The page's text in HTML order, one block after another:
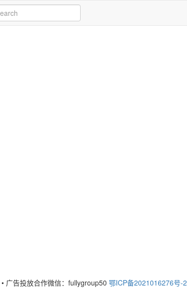
• 广告投放合作微信：fullygroup50 鄂ICP备2021016276号-2